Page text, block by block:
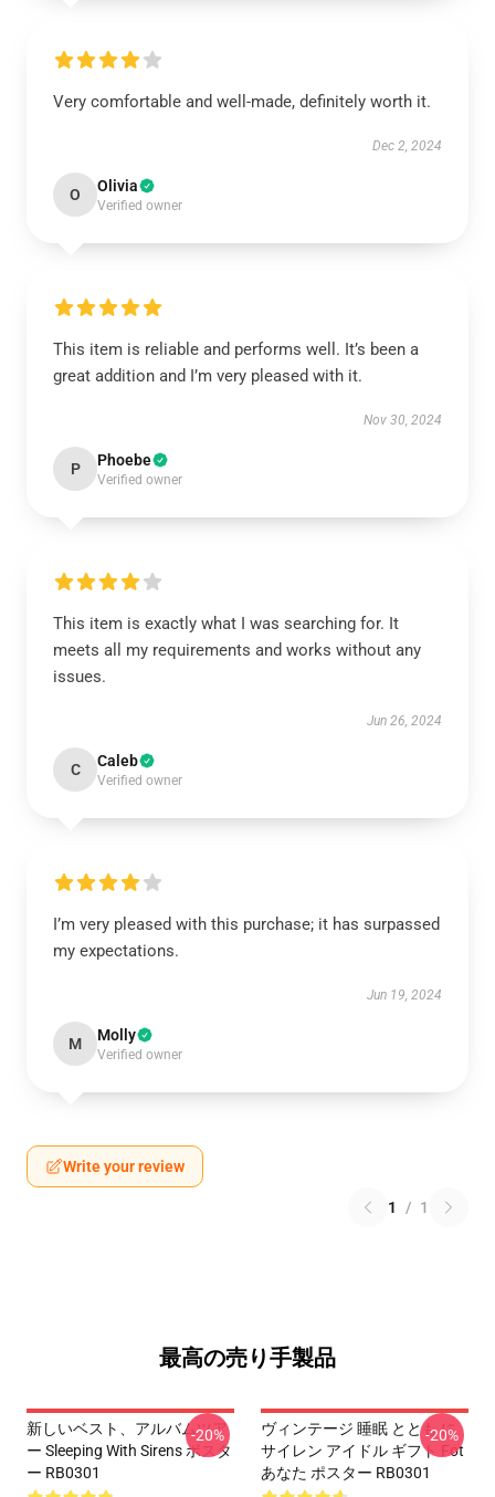
Very comfortable and well-made, definitely worth it.
Dec 2, 2024
O Olivia
Verified owner
This item is reliable and performs well. It’s been a
great addition and I’m very pleased with it.
Nov 30, 2024
P Phoebe
Verified owner
This item is exactly what I was searching for. It
meets all my requirements and works without any
issues.
Jun 26, 2024
C Caleb
Verified owner
I’m very pleased with this purchase; it has surpassed
my expectations.
Jun 19, 2024
M Molly
Verified owner
Write your review
1 / 1
最高の売り手製品
新しいベスト、アルバムツア
ー Sleeping With Sirens ポスタ
ー RB0301
-20%
ヴィンテージ 睡眠 ととも に
サイレン アイドル ギフト Fot
あなた ポスター RB0301
-20%